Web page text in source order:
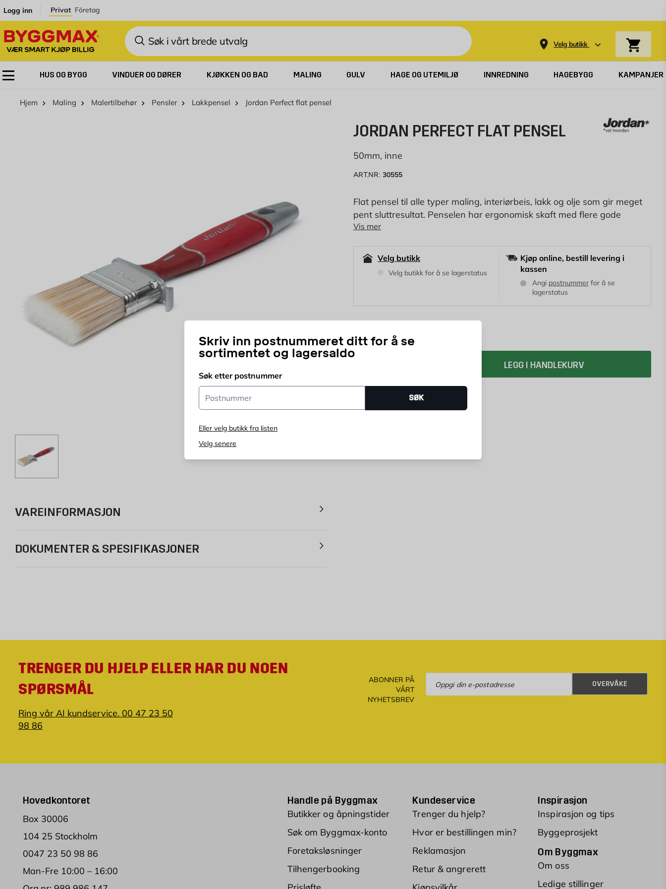
Logg inn Privat Företag
Søk
Velg butikk
Skriv inn postnummeret ditt for å se
sortimentet og lagersaldo
Søk etter postnummer
Postnummer
SØK
Eller velg butikk fra listen
Velg senere
HUS OG BYGG VINDUER OG DØRER KJØKKEN OG BAD MALING GULV HAGE OG UTEMILJØ INNREDNING HAGEBYGG KAMPANJER
Hjem Maling Malertilbehør Pensler Lakkpensel Jordan Perfect flat pensel
VAREINFORMASJON
DOKUMENTER & SPESIFIKASJONER
JORDAN PERFECT FLAT PENSEL
50mm, inne
ART.NR: 30555
Flat pensel til alle typer maling, interiørbeis, lakk og olje som gir meget
pent sluttresultat. Penselen har ergonomisk skaft med flere gode
grepsalternativer og patentert bordstøtte og spannholder på siden.
Vis mer
Velg butikk
Velg butikk for å se lagerstatus
Kjøp online, bestill levering i
kassen
Angi postnummerfor å se
lagerstatus
129 NOK
LEGG I HANDLEKURV
TRENGER DU HJELP ELLER HAR DU NOEN
SPØRSMÅL
Ring vår AI kundservice. 00 47 23 50
98 86
ABONNER PÅ
VÅRT
NYHETSBREV
OVERVÅKE
Hovedkontoret
Box 30006
104 25 Stockholm
0047 23 50 98 86
Man-Fre 10:00 – 16:00
Handle på Byggmax
Butikker og åpningstider
Søk om Byggmax-konto
Foretaksløsninger
Tilhengerbooking
Kundeservice
Trenger du hjelp?
Hvor er bestillingen min?
Reklamasjon
Retur & angrerett
Inspirasjon
Inspirasjon og tips
Byggeprosjekt
Om Byggmax
Om oss
Ledige stillinger